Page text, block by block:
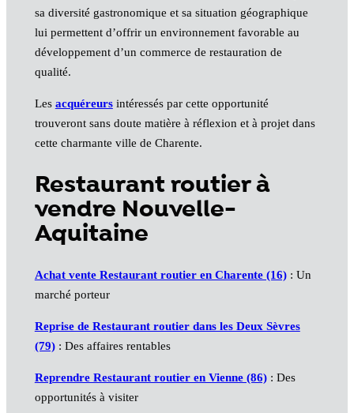
sa diversité gastronomique et sa situation géographique
lui permettent d’offrir un environnement favorable au
développement d’un commerce de restauration de
qualité.
Les acquéreursintéressés par cette opportunité
trouveront sans doute matière à réflexion et à projet dans
cette charmante ville de Charente.
Restaurant routier à
vendre Nouvelle-
Aquitaine
Achat vente Restaurant routier en Charente (16): Un
marché porteur
Reprise de Restaurant routier dans les Deux Sèvres
(79): Des affaires rentables
Reprendre Restaurant routier en Vienne (86): Des
opportunités à visiter